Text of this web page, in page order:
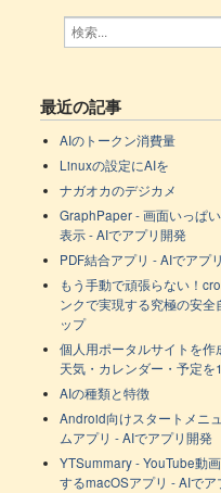
最近の記事
AIのトークン消費量
Linuxの設定にAIを
ナガオカのデジカメ
GraphPaper - 画面いっぱ
表示 - AIでアプリ開発
PDF結合アプリ - AIでアプ
もう手動で頑張らない！
ンクで実現する究極の安全
ップ
個人用ポータルサイトを作
天気・カレンダー・予定を
AIの種類と特徴
Android向けスタートメニ
ムアプリ - AIでアプリ開発
YTSummary - YouTube動
するmacOSアプリ - AIでア